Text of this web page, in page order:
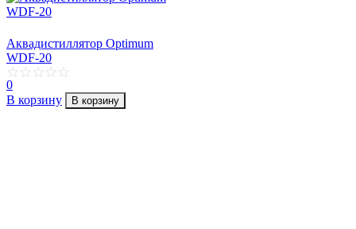
Аквадистиллятор Optimum
WDF-20
0
В корзину
В корзину